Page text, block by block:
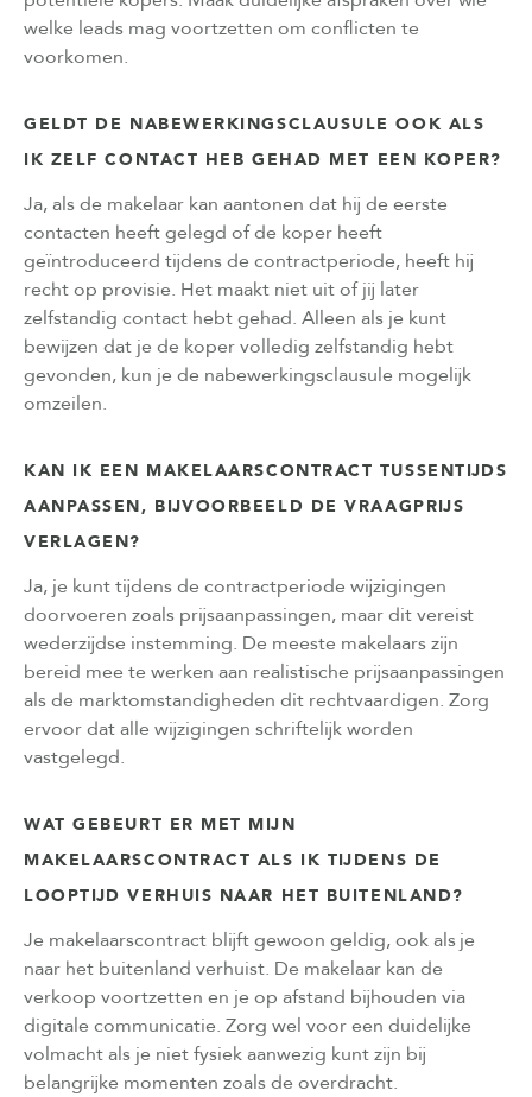
welke leads mag voortzetten om conflicten te
voorkomen.
GELDT DE NABEWERKINGSCLAUSULE OOK ALS
IK ZELF CONTACT HEB GEHAD MET EEN KOPER?
Ja, als de makelaar kan aantonen dat hij de eerste
contacten heeft gelegd of de koper heeft
geïntroduceerd tijdens de contractperiode, heeft hij
recht op provisie. Het maakt niet uit of jij later
zelfstandig contact hebt gehad. Alleen als je kunt
bewijzen dat je de koper volledig zelfstandig hebt
gevonden, kun je de nabewerkingsclausule mogelijk
omzeilen.
KAN IK EEN MAKELAARSCONTRACT TUSSENTIJDS
AANPASSEN, BIJVOORBEELD DE VRAAGPRIJS
VERLAGEN?
Ja, je kunt tijdens de contractperiode wijzigingen
doorvoeren zoals prijsaanpassingen, maar dit vereist
wederzijdse instemming. De meeste makelaars zijn
bereid mee te werken aan realistische prijsaanpassingen
als de marktomstandigheden dit rechtvaardigen. Zorg
ervoor dat alle wijzigingen schriftelijk worden
vastgelegd.
WAT GEBEURT ER MET MIJN
MAKELAARSCONTRACT ALS IK TIJDENS DE
LOOPTIJD VERHUIS NAAR HET BUITENLAND?
Je makelaarscontract blijft gewoon geldig, ook als je
naar het buitenland verhuist. De makelaar kan de
verkoop voortzetten en je op afstand bijhouden via
digitale communicatie. Zorg wel voor een duidelijke
volmacht als je niet fysiek aanwezig kunt zijn bij
belangrijke momenten zoals de overdracht.